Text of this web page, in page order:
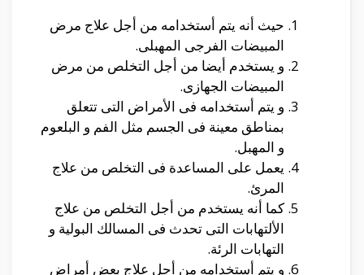
حيث أنه يتم أستخدامه من أجل علاج مرض
المبيضات الفرجى المهبلى.
و يستخدم أيضا من أجل التخلص من مرض
المبيضات الجهازى.
و يتم أستخدامه فى الأمراض التى تتعلق
بمناطق معينة فى الجسم مثل الفم و البلعوم
و المهبل.
يعمل على المساعدة فى التخلص من علاج
المرئ.
كما أنه يستخدم من أجل التخلص من علاج
الألتهابات التى تحدث فى المسالك البولية و
التهابات الرئة.
و يتم أستخدامه من أجل علاج بعض أمراض